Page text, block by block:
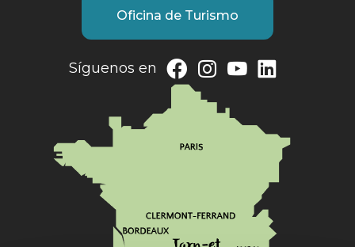
Oficina de Turismo
Síguenos en